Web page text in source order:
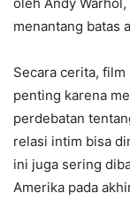
menantang batas
Secara cerita,
penting karena
perdebatan
relasi intim bisa
ini juga sering
Amerika pada